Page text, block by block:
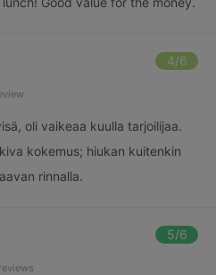
4/6
oli vaikeaa kuulla tarjoilijaa.
kokemus; hiukan kuitenkin
rinnalla.
5/6